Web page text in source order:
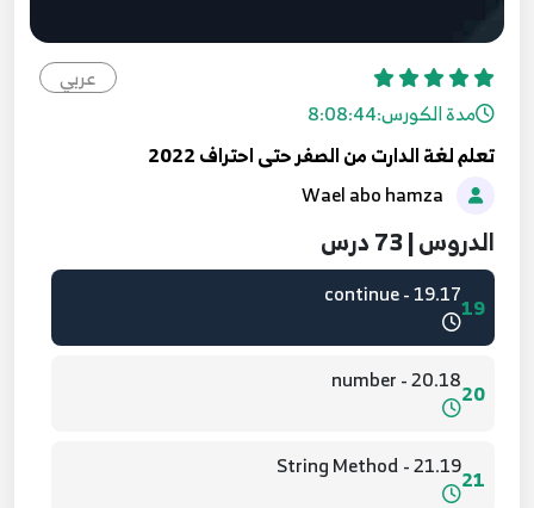
عربي
مدة الكورس:8:08:44
تعلم لغة الدارت من الصفر حتى احتراف 2022
الدروس | 73 درس
16
16.14 - While Loop
17.15 - Do While
18.16 - break
19
19.17 - continue
20
20.18 - number
21
21.19 - String Method